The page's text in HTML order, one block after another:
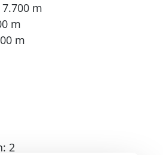
m
m
m
2